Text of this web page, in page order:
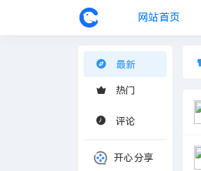
网站首页
最新
热门
评论
开心分享